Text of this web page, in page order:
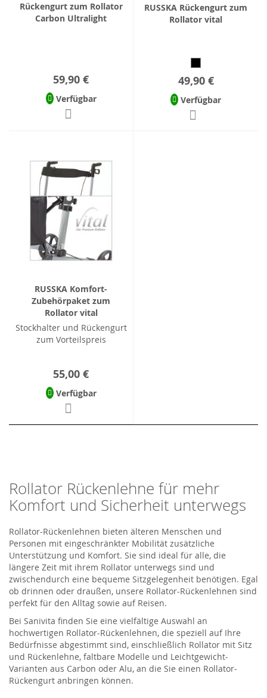
Rückengurt zum Rollator
Carbon Ultralight
59,90 €
Verfügbar
RUSSKA Rückengurt zum
Rollator vital
49,90 €
Verfügbar
RUSSKA Komfort-
Zubehörpaket zum
Rollator vital
Stockhalter und Rückengurt
zum Vorteilspreis
55,00 €
Verfügbar
Rollator Rückenlehne für mehr
Komfort und Sicherheit unterwegs
Rollator-Rückenlehnen bieten älteren Menschen und
Personen mit eingeschränkter Mobilität zusätzliche
Unterstützung und Komfort. Sie sind ideal für alle, die
längere Zeit mit ihrem Rollator unterwegs sind und
zwischendurch eine bequeme Sitzgelegenheit benötigen. Egal
ob drinnen oder draußen, unsere Rollator-Rückenlehnen sind
perfekt für den Alltag sowie auf Reisen.
Bei Sanivita finden Sie eine vielfältige Auswahl an
hochwertigen Rollator-Rückenlehnen, die speziell auf Ihre
Bedürfnisse abgestimmt sind, einschließlich Rollator mit Sitz
und Rückenlehne, faltbare Modelle und Leichtgewicht-
Varianten aus Carbon oder Alu, an die Sie einen Rollator-
Rückengurt anbringen können.